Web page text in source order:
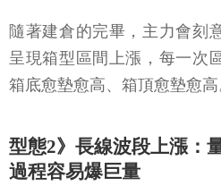
隨著建倉的完畢，主力會刻
呈現箱型區間上漲，每一次
箱底愈墊愈高、箱頂愈墊愈高
型態2》長線波段上漲：
過程容易爆巨量